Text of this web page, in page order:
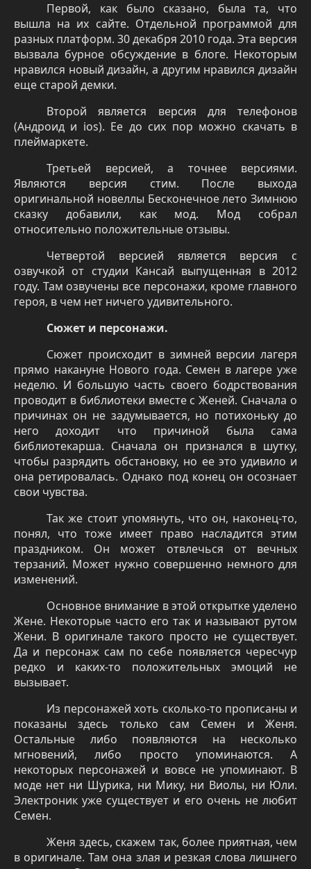
Первой, как было сказано, была та, что
вышла на их сайте. Отдельной программой для
разных платформ. 30 декабря 2010 года. Эта версия
вызвала бурное обсуждение в блоге. Некоторым
нравился новый дизайн, а другим нравился дизайн
еще старой демки.
Второй является версия для телефонов
(Андроид и ios). Ее до сих пор можно скачать в
плеймаркете.
Третьей версией, а точнее версиями.
Являются версия стим. После выхода
оригинальной новеллы Бесконечное лето Зимнюю
сказку добавили, как мод. Мод собрал
относительно положительные отзывы.
Четвертой версией является версия с
озвучкой от студии Кансай выпущенная в 2012
году. Там озвучены все персонажи, кроме главного
героя, в чем нет ничего удивительного.
Сюжет и персонажи.
Сюжет происходит в зимней версии лагеря
прямо накануне Нового года. Семен в лагере уже
неделю. И большую часть своего бодрствования
проводит в библиотеки вместе с Женей. Сначала о
причинах он не задумывается, но потихоньку до
него доходит что причиной была сама
библиотекарша. Сначала он признался в шутку,
чтобы разрядить обстановку, но ее это удивило и
она ретировалась. Однако под конец он осознает
свои чувства.
Так же стоит упомянуть, что он, наконец-то,
понял, что тоже имеет право насладится этим
праздником. Он может отвлечься от вечных
терзаний. Может нужно совершенно немного для
изменений.
Основное внимание в этой открытке уделено
Жене. Некоторые часто его так и называют рутом
Жени. В оригинале такого просто не существует.
Да и персонаж сам по себе появляется чересчур
редко и каких-то положительных эмоций не
вызывает.
Из персонажей хоть сколько-то прописаны и
показаны здесь только сам Семен и Женя.
Остальные либо появляются на несколько
мгновений, либо просто упоминаются. А
некоторых персонажей и вовсе не упоминают. В
моде нет ни Шурика, ни Мику, ни Виолы, ни Юли.
Электроник уже существует и его очень не любит
Семен.
Женя здесь, скажем так, более приятная, чем
в оригинале. Там она злая и резкая слова лишнего